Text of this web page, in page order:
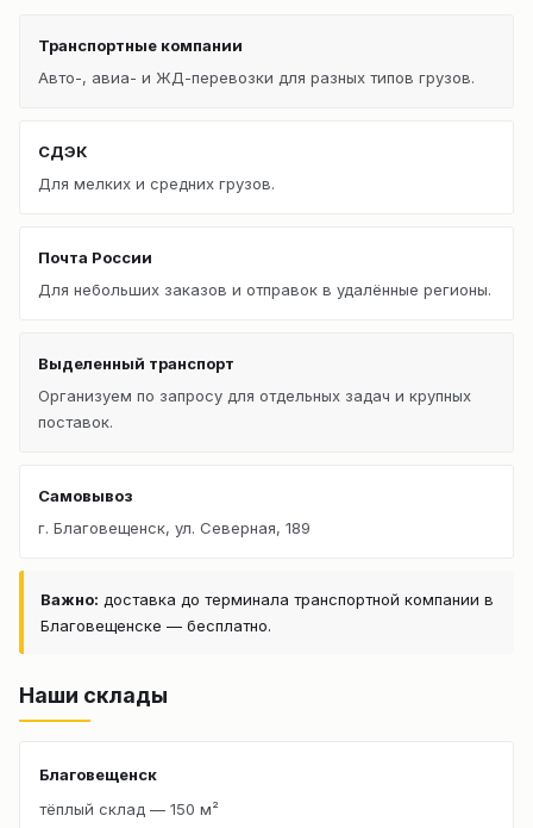
Транспортные компании
Авто-, авиа- и ЖД-перевозки для разных типов грузов.
СДЭК
Для мелких и средних грузов.
Почта России
Для небольших заказов и отправок в удалённые регионы.
Выделенный транспорт
Организуем по запросу для отдельных задач и крупных
поставок.
Самовывоз
г. Благовещенск, ул. Северная, 189
Важно: доставка до терминала транспортной компании в
Благовещенске — бесплатно.
Наши склады
Благовещенск
тёплый склад — 150 м²